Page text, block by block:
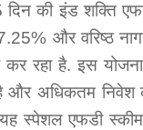
की इंड शक्ति
और वरिष्ठ
रहा है. इस
अधिकतम निवेश
स्‍पेशल एफडी